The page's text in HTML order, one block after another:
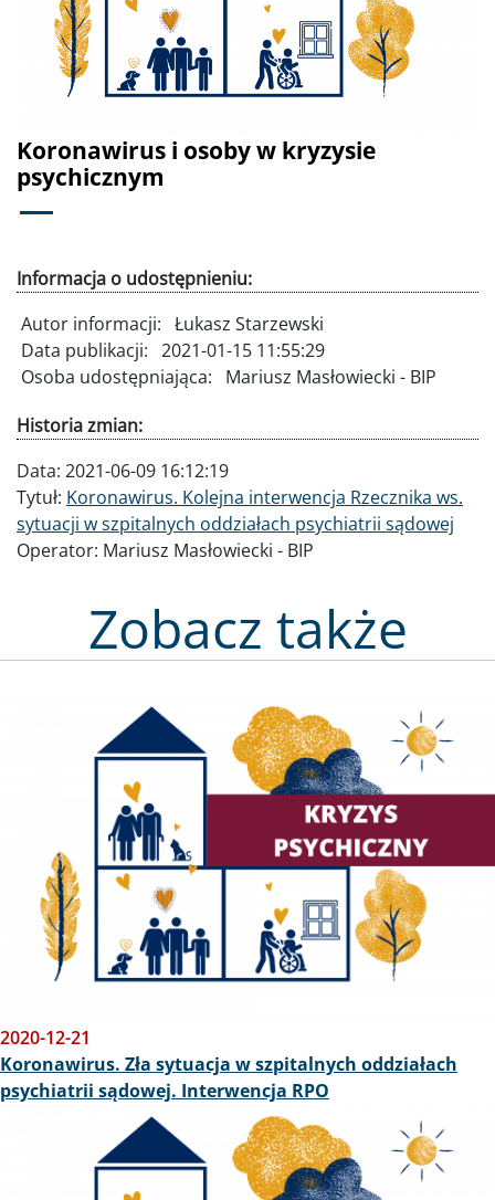
Koronawirus i osoby w kryzysie
psychicznym
Poprzednie
Informacja o udostępnieniu:
Autor informacji: Łukasz Starzewski
Data publikacji: 2021-01-15 11:55:29
Osoba udostępniająca:
Mariusz Masłowiecki - BIP
Historia zmian:
Data: 2021-06-09 16:12:19
Tytuł: Koronawirus. Kolejna interwencja Rzecznika ws.
sytuacji w szpitalnych oddziałach psychiatrii sądowej
Operator: Mariusz Masłowiecki - BIP
Zobacz także
2020-12-21
Koronawirus. Zła sytuacja w szpitalnych oddziałach
psychiatrii sądowej. Interwencja RPO